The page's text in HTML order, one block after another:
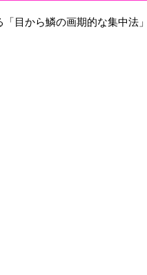
目から鱗の画期的な集中法